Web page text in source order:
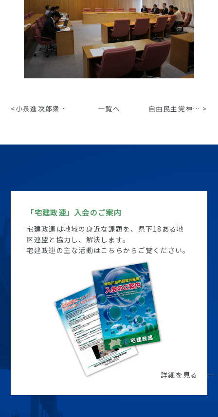
< 小泉進次郎衆議院議員へ「銀行の不動産業参入問題」に関する要請を行いました。 一覧へ 自由民主党神奈川県支部連合会との予算要望ヒアリング >
「宅建政連」入会のご案内
宅建政連は地域の身近な課題を、県下18ある地
区連盟と協力し、解決します。
宅建政連の主な活動はこちらからご覧ください。
詳細を見る